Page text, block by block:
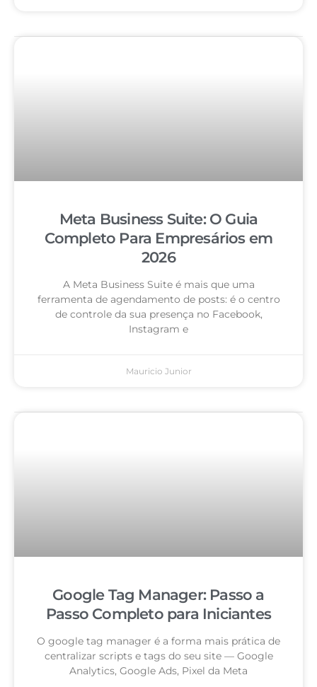
Meta Business Suite: O Guia
Completo Para Empresários em
2026
A Meta Business Suite é mais que uma
ferramenta de agendamento de posts: é o centro
de controle da sua presença no Facebook,
Instagram e
Mauricio Junior
Google Tag Manager: Passo a
Passo Completo para Iniciantes
O google tag manager é a forma mais prática de
centralizar scripts e tags do seu site — Google
Analytics, Google Ads, Pixel da Meta